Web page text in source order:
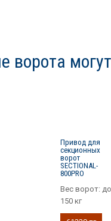
ворота
Привод для
секционных
ворот
SECTIONAL-
800PRO
Вес ворот: до
150 кг